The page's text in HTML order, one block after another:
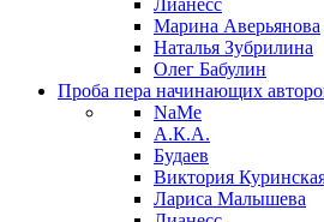
Лианесс
Марина Аверьянова
Наталья Зубрилина
Олег Бабулин
Проба пера начинающих
NaMe
А.К.А.
Будаев
Виктория
Лариса Малышева